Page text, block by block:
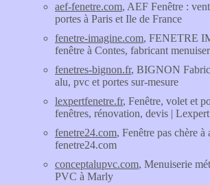
aef-fenetre.com, AEF Fenêtre :
portes à Paris et Ile de France
fenetre-imagine.com, FENETRE
fenêtre à Contes, fabricant
fenetres-bignon.fr, BIGNON
alu, pvc et portes sur-mesure
lexpertfenetre.fr, Fenêtre, volet et
fenêtres, rénovation, devis |
fenetre24.com, Fenêtre pas chère à
fenetre24.com
conceptalupvc.com, Menuiserie
PVC à Marly